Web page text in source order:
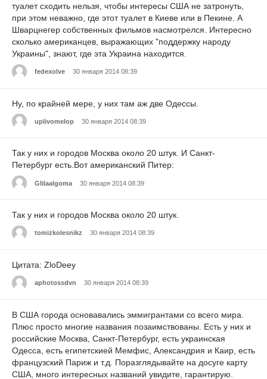
туалет сходить нельзя, чтобы интересы США не затронуть,
при этом неважно, где этот туалет в Киеве или в Пекине. А
Шварцнегер собственных фильмов насмотрелся. Интересно
сколько американцев, выражающих "поддержку народу
Украины", знают, где эта Украина находится.
fedexolve 30 января 2014 08:39
Ну, по крайней мере, у них там аж две Одессы.
uplivomelop 30 января 2014 08:39
Так у них и городов Москва около 20 штук. И Санкт-
Петербург есть.Вот американский Питер:
Glilaalgoma 30 января 2014 08:39
Так у них и городов Москва около 20 штук.
tomizkolesnikz 30 января 2014 08:39
Цитата: ZloDeey
aphotossdvn 30 января 2014 08:39
В США города основавались эммигрантами со всего мира.
Плюс просто многие названия позаимствованы. Есть у них и
российские Москва, Санкт-Петербург, есть украинская
Одесса, есть египетскией Мемфис, Александрия и Каир, есть
французский Париж и т.д. Поразглядывайте на досуге карту
США, много интересных названий увидите, гарантирую.